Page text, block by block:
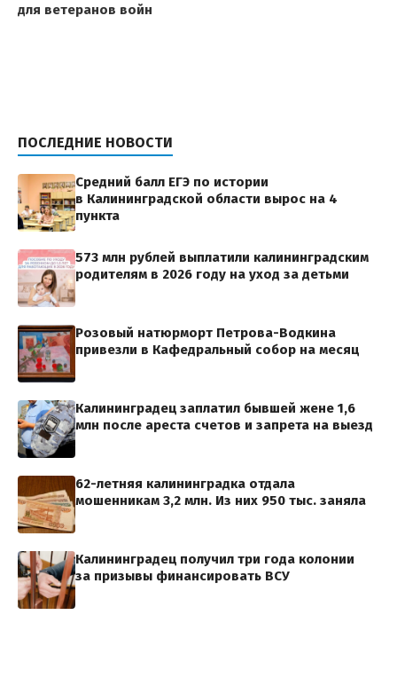
для ветеранов войн
ПОСЛЕДНИЕ НОВОСТИ
Средний балл ЕГЭ по истории
в Калининградской области вырос на 4
пункта
573 млн рублей выплатили калининградским
родителям в 2026 году на уход за детьми
Розовый натюрморт Петрова-Водкина
привезли в Кафедральный собор на месяц
Калининградец заплатил бывшей жене 1,6
млн после ареста счетов и запрета на выезд
62-летняя калининградка отдала
мошенникам 3,2 млн. Из них 950 тыс. заняла
Калининградец получил три года колонии
за призывы финансировать ВСУ